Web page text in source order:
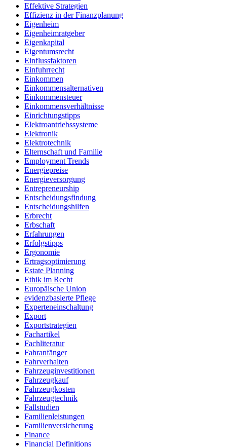
Effektive Strategien
Effizienz in der Finanzplanung
Eigenheim
Eigenheimratgeber
Eigenkapital
Eigentumsrecht
Einflussfaktoren
Einfuhrrecht
Einkommen
Einkommensalternativen
Einkommensteuer
Einkommensverhältnisse
Einrichtungstipps
Elektroantriebssysteme
Elektronik
Elektrotechnik
Elternschaft und Familie
Employment Trends
Energiepreise
Energieversorgung
Entrepreneurship
Entscheidungsfindung
Entscheidungshilfen
Erbrecht
Erbschaft
Erfahrungen
Erfolgstipps
Ergonomie
Ertragsoptimierung
Estate Planning
Ethik im Recht
Europäische Union
evidenzbasierte Pflege
Experteneinschaltung
Export
Exportstrategien
Fachartikel
Fachliteratur
Fahranfänger
Fahrverhalten
Fahrzeuginvestitionen
Fahrzeugkauf
Fahrzeugkosten
Fahrzeugtechnik
Fallstudien
Familienleistungen
Familienversicherung
Finance
Financial Definitions